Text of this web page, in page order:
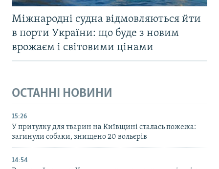
Міжнародні судна відмовляються йти
в порти України: що буде з новим
врожаєм і світовими цінами
ОСТАННІ НОВИНИ
15:26
У притулку для тварин на Київщині сталась пожежа:
загинули собаки, знищено 20 вольєрів
14:54